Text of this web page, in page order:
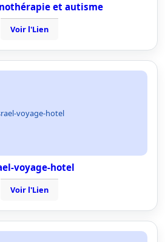
et autisme
Voir l'Lien
voyage-hotel
voyage-hotel
Voir l'Lien